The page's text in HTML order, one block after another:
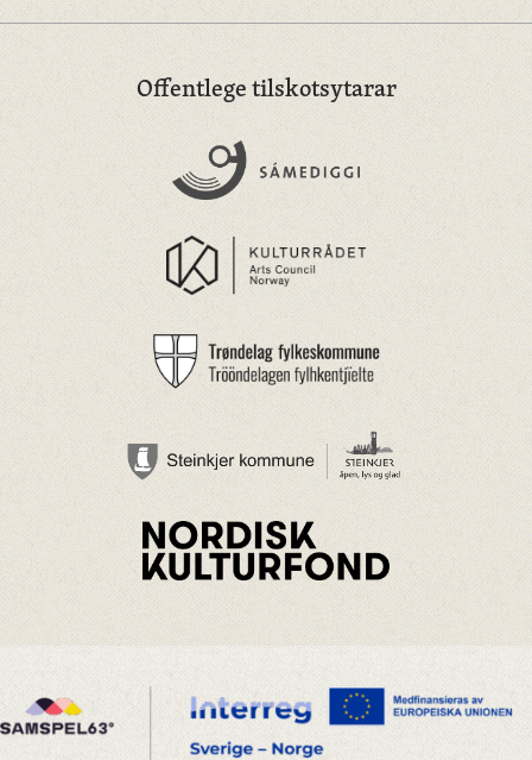
Offentlege tilskotsytarar